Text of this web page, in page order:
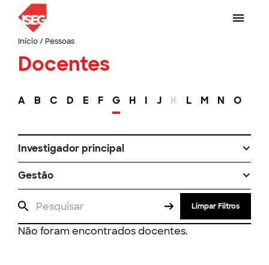
Início/ Pessoas
Docentes
A B C D E F G H I J K L M N O
Investigador principal
Gestão
Limpar Filtros
Não foram encontrados docentes.